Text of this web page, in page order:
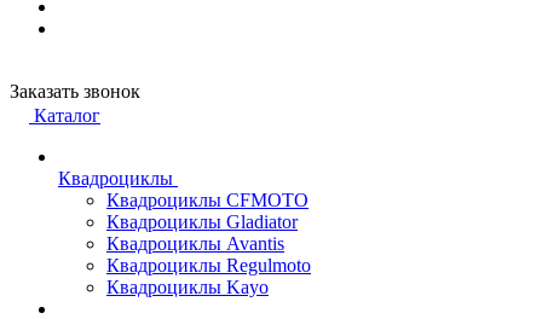
Заказать звонок
Каталог
Квадроциклы
Квадроциклы CFMOTO
Квадроциклы Gladiator
Квадроциклы Avantis
Квадроциклы Regulmoto
Квадроциклы Kayo